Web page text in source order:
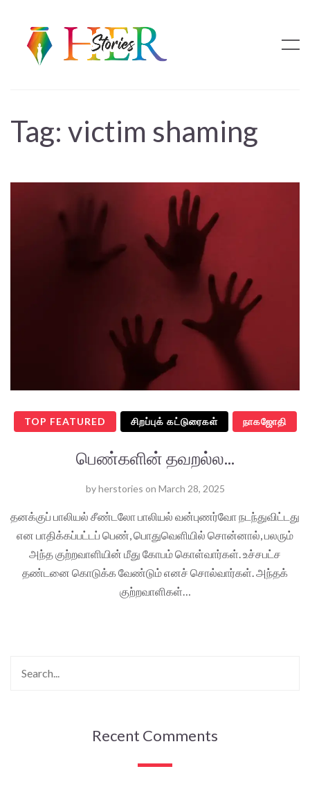
Tag: victim shaming
TOP FEATURED சிறப்புக் கட்டுரைகள் நாகஜோதி
பெண்களின் தவறல்ல...
byherstories on March 28, 2025
தனக்குப் பாலியல் சீண்டலோ பாலியல் வன்புணர்வோ நடந்துவிட்டது
என பாதிக்கப்பட்டப் பெண், பொதுவெளியில் சொன்னால், பலரும்
அந்த குற்றவாளியின் மீது கோபம் கொள்வார்கள். உச்சபட்ச
தண்டனை கொடுக்க வேண்டும் எனச் சொல்வார்கள். அந்தக்
குற்றவாளிகள்…
Recent Comments